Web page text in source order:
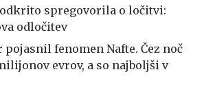
odkrito spregovorila o ločitvi:
odločitev
fenomen Nafte. Čez noč
evrov, a so najboljši v